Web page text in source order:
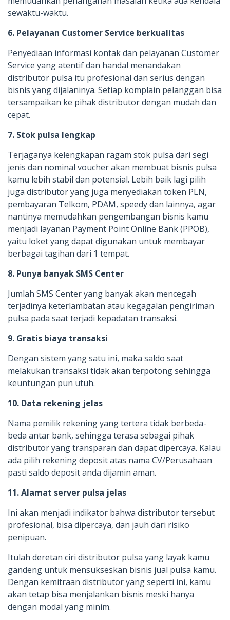
sewaktu-waktu.
6. Pelayanan Customer Service berkualitas
Penyediaan informasi kontak dan pelayanan Customer
Service yang atentif dan handal menandakan
distributor pulsa itu profesional dan serius dengan
bisnis yang dijalaninya. Setiap komplain pelanggan bisa
tersampaikan ke pihak distributor dengan mudah dan
cepat.
7. Stok pulsa lengkap
Terjaganya kelengkapan ragam stok pulsa dari segi
jenis dan nominal voucher akan membuat bisnis pulsa
kamu lebih stabil dan potensial. Lebih baik lagi pilih
juga distributor yang juga menyediakan token PLN,
pembayaran Telkom, PDAM, speedy dan lainnya, agar
nantinya memudahkan pengembangan bisnis kamu
menjadi layanan Payment Point Online Bank (PPOB),
yaitu loket yang dapat digunakan untuk membayar
berbagai tagihan dari 1 tempat.
8. Punya banyak SMS Center
Jumlah SMS Center yang banyak akan mencegah
terjadinya keterlambatan atau kegagalan pengiriman
pulsa pada saat terjadi kepadatan transaksi.
9. Gratis biaya transaksi
Dengan sistem yang satu ini, maka saldo saat
melakukan transaksi tidak akan terpotong sehingga
keuntungan pun utuh.
10. Data rekening jelas
Nama pemilik rekening yang tertera tidak berbeda-
beda antar bank, sehingga terasa sebagai pihak
distributor yang transparan dan dapat dipercaya. Kalau
ada pilih rekening deposit atas nama CV/Perusahaan
pasti saldo deposit anda dijamin aman.
11. Alamat server pulsa jelas
Ini akan menjadi indikator bahwa distributor tersebut
profesional, bisa dipercaya, dan jauh dari risiko
penipuan.
Itulah deretan ciri distributor pulsa yang layak kamu
gandeng untuk mensukseskan bisnis jual pulsa kamu.
Dengan kemitraan distributor yang seperti ini, kamu
akan tetap bisa menjalankan bisnis meski hanya
dengan modal yang minim.